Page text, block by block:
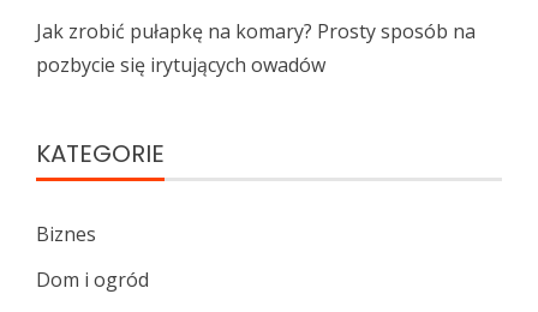
Jak zrobić pułapkę na komary? Prosty sposób na
pozbycie się irytujących owadów
KATEGORIE
Biznes
Dom i ogród